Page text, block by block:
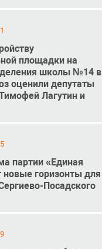
площадки на
школы №14 в
оценили депутаты
Лагутин и
партии «Единая
новые горизонты для
Посадского